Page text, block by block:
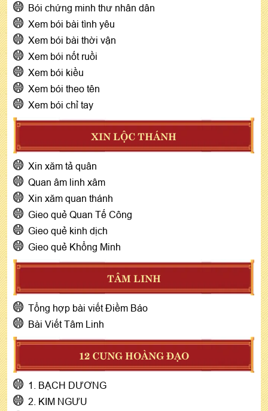
Bói chứng minh thư nhân dân
Xem bói bài tình yêu
Xem bói bài thời vận
Xem bói nốt ruồi
Xem bói kiều
Xem bói theo tên
Xem bói chỉ tay
XIN LỘC THÁNH
Xin xăm tả quân
Quan âm linh xâm
Xin xăm quan thánh
Gieo quẻ Quan Tế Công
Gieo quẻ kinh dịch
Gieo quẻ Khổng Minh
TÂM LINH
Tổng hợp bài viết Điềm Báo
Bài Viết Tâm Linh
12 CUNG HOÀNG ĐẠO
1. BẠCH DƯƠNG
2. KIM NGƯU